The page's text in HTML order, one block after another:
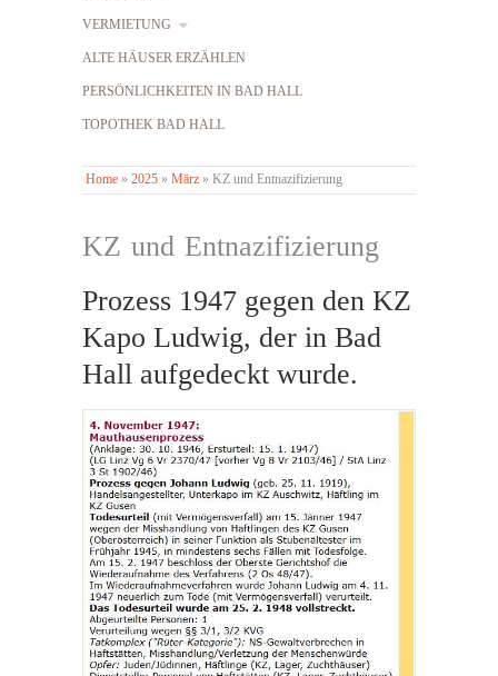
VERMIETUNG
ALTE HÄUSER ERZÄHLEN
PERSÖNLICHKEITEN IN BAD HALL
TOPOTHEK BAD HALL
Home » 2025 » März » KZ und Entnazifizierung
KZ und Entnazifizierung
Prozess 1947 gegen den KZ
Kapo Ludwig, der in Bad
Hall aufgedeckt wurde.